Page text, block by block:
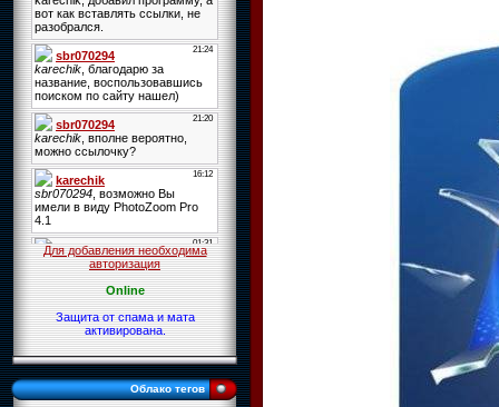
Для добавления необходима
авторизация
Online
Защита от спама и мата
активирована.
Облако тегов